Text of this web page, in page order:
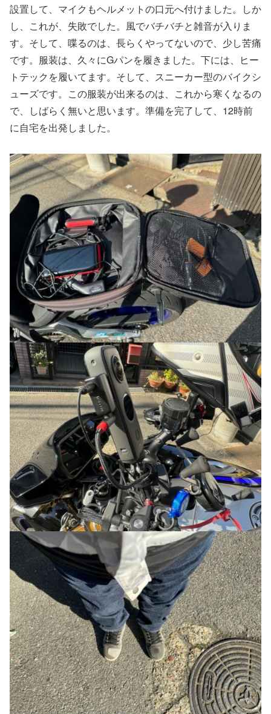
設置して、マイクもヘルメットの口元へ付けました。しか
し、これが、失敗でした。風でバチバチと雑音が入りま
す。そして、喋るのは、長らくやってないので、少し苦痛
です。服装は、久々にGパンを履きました。下には、ヒー
トテックを履いてます。そして、スニーカー型のバイクシ
ューズです。この服装が出来るのは、これから寒くなるの
で、しばらく無いと思います。準備を完了して、12時前
に自宅を出発しました。